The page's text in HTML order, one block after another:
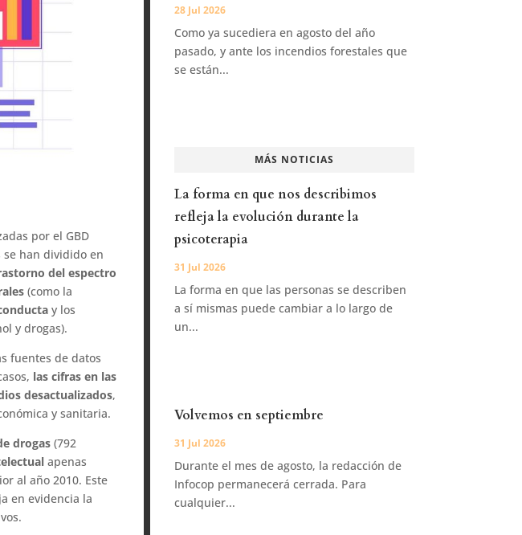
por el GBD
se han dividido en
del espectro
(como la
y los
y drogas).
fuentes de datos
las cifras en las
desactualizados,
y sanitaria.
drogas (792
apenas
al año 2010. Este
en evidencia la
28 Jul 2026
Como ya sucediera en agosto del año
pasado, y ante los incendios forestales que
se están...
MÁS NOTICIAS
La forma en que nos describimos
refleja la evolución durante la
psicoterapia
31 Jul 2026
La forma en que las personas se describen
a sí mismas puede cambiar a lo largo de
un...
Volvemos en septiembre
31 Jul 2026
Durante el mes de agosto, la redacción de
Infocop permanecerá cerrada. Para
cualquier...